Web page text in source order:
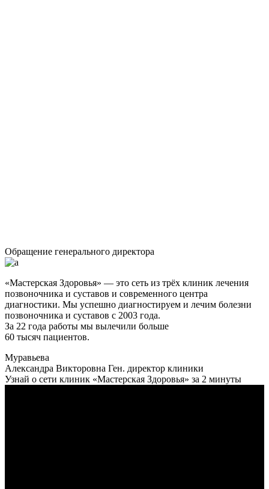
Обращение генерального директора
«Мастерская Здоровья» — это сеть из трёх клиник лечения
позвоночника и суставов и современного центра
диагностики. Мы успешно диагностируем и лечим болезни
позвоночника и суставов с 2003 года.
За 22 года работы мы вылечили больше
60 тысяч пациентов.
Муравьева
Александра Викторовна Ген. директор клиники
Узнай о сети клиник «Мастерская Здоровья» за 2 минуты